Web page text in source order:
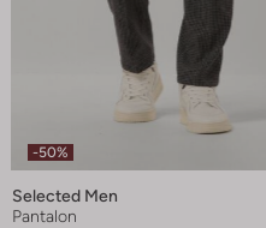
-50%
Selected Men
Pantalon